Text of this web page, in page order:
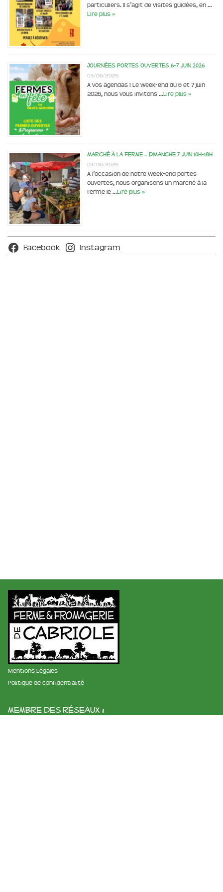
particuliers. Il s’agit de visites guidées, en …
Lire plus »
Journées portes ouvertes 6-7 juin 2026
03/06/2026
A vos agendas ! Le week-end du 6 et 7 juin
2026, nous vous invitons …Lire plus »
Marché à la ferme – dimanche 7 juin 10h-18h
03/06/2026
A l’occasion de notre week-end portes
ouvertes, nous organisons un marché à la
ferme le …Lire plus »
Facebook Instagram
Mentions Légales
Politique de confidentialité
membre des réseaux :